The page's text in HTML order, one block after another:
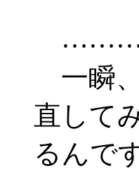
一瞬
直して
るんで